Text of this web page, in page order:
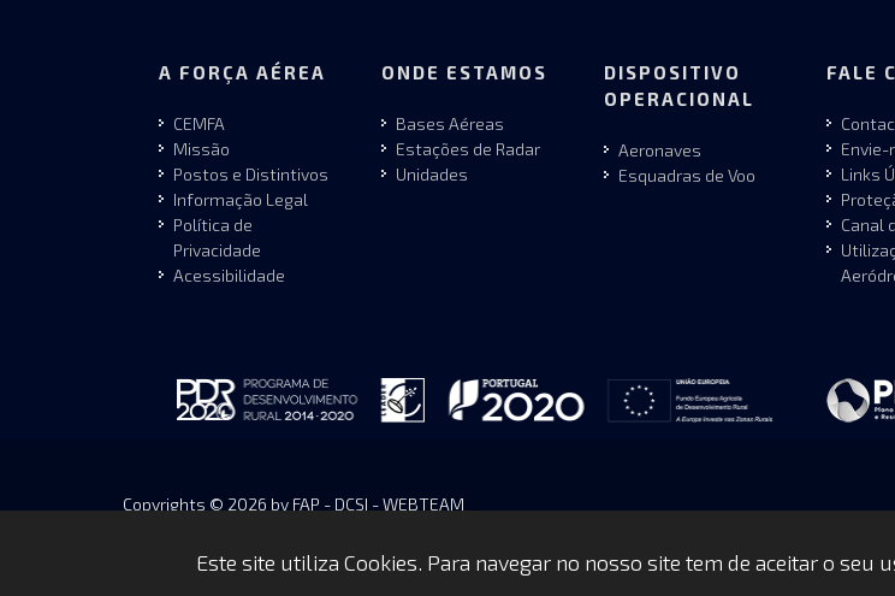
A FORÇA AÉREA
CEMFA
Missão
Postos e Distintivos
Informação Legal
Política de
Privacidade
Acessibilidade
ONDE ESTAMOS
Bases Aéreas
Estações de Radar
Unidades
DISPOSITIVO
OPERACIONAL
Aeronaves
Esquadras de Voo
FALE
Envie-
Links
Canal
Copyrights © 2026 by FAP - DCSI - WEBTEAM
Este site utiliza Cookies. Para navegar no nosso site tem de aceitar o seu